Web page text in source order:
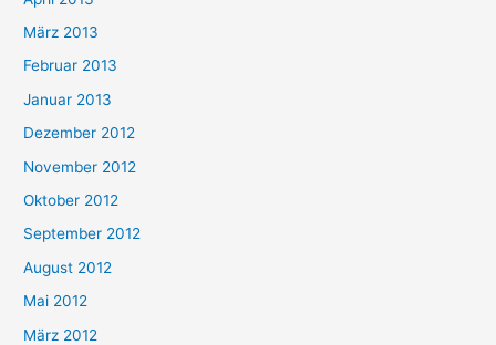
März 2013
Februar 2013
Januar 2013
Dezember 2012
November 2012
Oktober 2012
September 2012
August 2012
Mai 2012
März 2012